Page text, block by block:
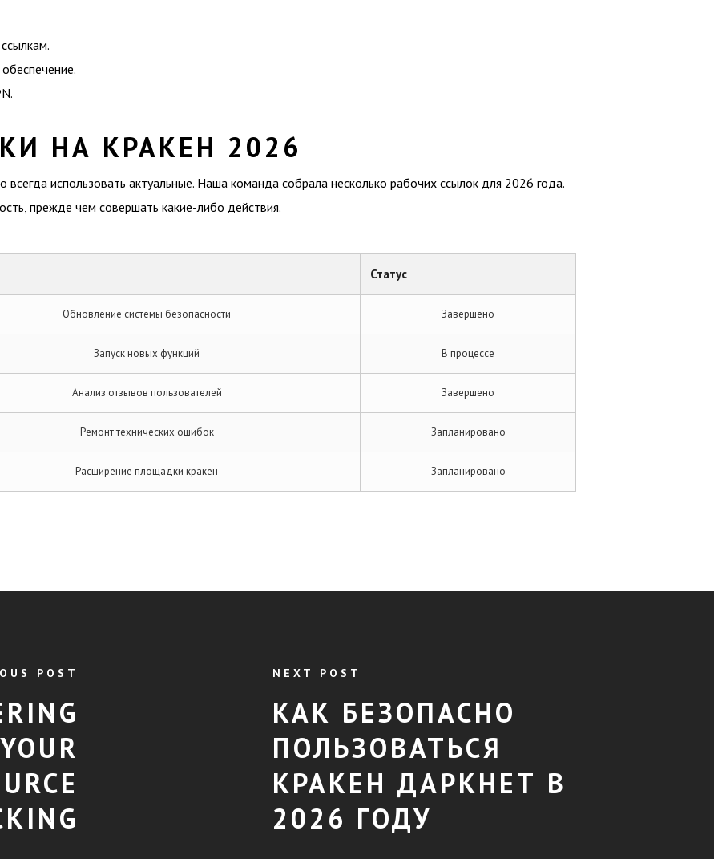
НА КРАКЕН 2026
всегда использовать актуальные. Наша команда собрала несколько рабочих ссылок для 2026 года.
прежде чем совершать какие-либо действия.
Статус
Обновление системы безопасности Завершено
Запуск новых функций В процессе
Анализ отзывов пользователей Завершено
Ремонт технических ошибок Запланировано
Расширение площадки кракен Запланировано
POST NEXT POST
КАК БЕЗОПАСНО
ПОЛЬЗОВАТЬСЯ
КРАКЕН ДАРКНЕТ В
2026 ГОДУ